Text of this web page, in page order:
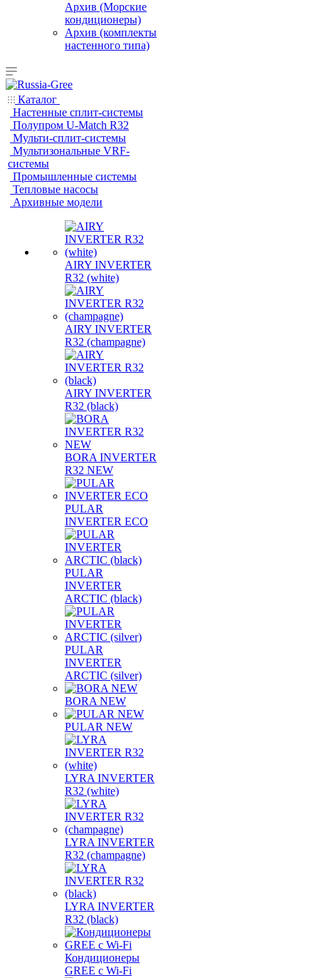
Архив (Морские
кондиционеры)
Архив (комплекты
настенного типа)
Каталог
Настенные сплит-системы
Полупром U-Match R32
Мульти-сплит-системы
Мультизональные VRF-
системы
Промышленные системы
Тепловые насосы
Архивные модели
AIRY INVERTER
R32 (white)
AIRY INVERTER
R32 (champagne)
AIRY INVERTER
R32 (black)
BORA INVERTER
R32 NEW
PULAR
INVERTER ECO
PULAR
INVERTER
ARCTIC (black)
PULAR
INVERTER
ARCTIC (silver)
BORA NEW
PULAR NEW
LYRA INVERTER
R32 (white)
LYRA INVERTER
R32 (champagne)
LYRA INVERTER
R32 (black)
Кондиционеры
GREE с Wi-Fi